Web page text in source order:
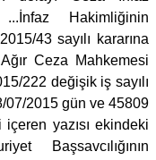
Hakimliğinin
43 sayılı kararına
Ceza Mahkemesi
222 değişik iş sayılı
07/2015 gün ve 45809
yazısı ekindeki
Başsavcılığının